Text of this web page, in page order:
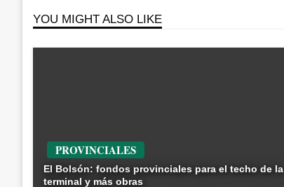
YOU MIGHT ALSO LIKE
PROVINCIALES
El Bolsón: fondos provinciales para el techo de la
terminal y más obras